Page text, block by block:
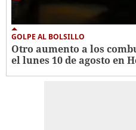
GOLPE AL BOLSILLO
Otro aumento a los
el lunes 10 de agosto en